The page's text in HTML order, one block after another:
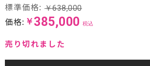
センタースピーカー・サブウーファー
標準価格: ￥638,000
価格: ￥ 385,000 税込
売り切れました